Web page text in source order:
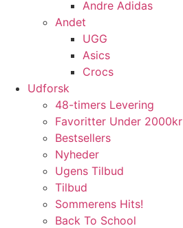
Andre Adidas
Andet
UGG
Asics
Crocs
Udforsk
48-timers Levering
Favoritter Under 2000kr
Bestsellers
Nyheder
Ugens Tilbud
Tilbud
Sommerens Hits!
Back To School